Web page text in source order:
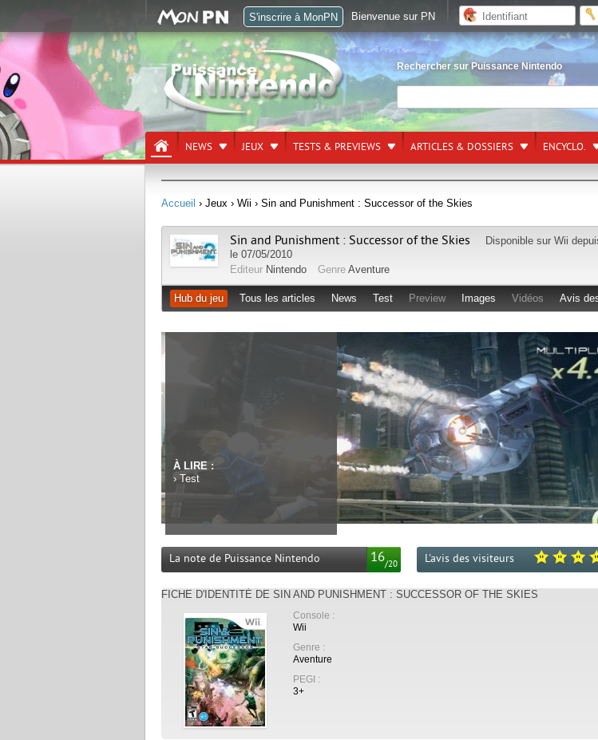
Rechercher sur Puissance Nintendo
NEWS JEUX TESTS & PREVIEWS ARTICLES & DOSSIERS ENCYCLO.
Accueil › Jeux › Wii › Sin and Punishment : Successor of the Skies
Sin and Punishment : Successor of the Skies Disponible sur Wii
le 07/05/2010
Editeur Nintendo Genre Aventure
Hub du jeu Tous les articles News Test Preview Images Vidéos Avis
À LIRE :
› Test
16/20
La note de Puissance Nintendo L'avis des visiteurs
FICHE D'IDENTITÉ DE SIN AND PUNISHMENT : SUCCESSOR OF THE SKIES
Console :
Wii
Genre :
Aventure
PEGI :
3+
S'inscrire à MonPN Bienvenue sur PN